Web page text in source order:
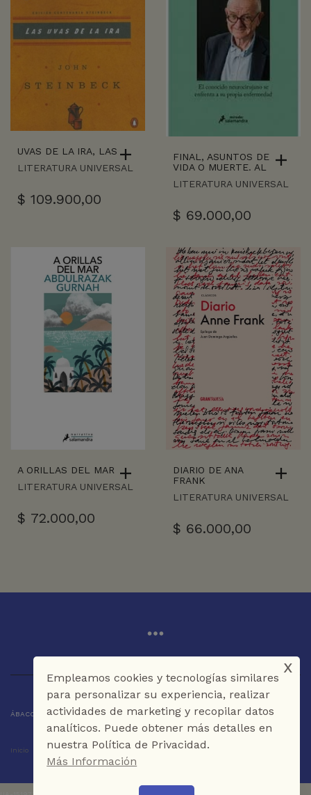
UVAS DE LA IRA, LAS
LITERATURA UNIVERSAL
$ 109.900,00
FINAL, ASUNTOS DE
VIDA O MUERTE. AL
LITERATURA UNIVERSAL
$ 69.000,00
A ORILLAS DEL MAR
LITERATURA UNIVERSAL
$ 72.000,00
DIARIO DE ANA
FRANK
LITERATURA UNIVERSAL
$ 66.000,00
ÁBACO LIBROS Y CAFÉ © 2025 CARTAGENA DE INDIAS - COLOMBIA
Inicio Tienda La Librería Galería Café Contáctenos
Empleamos cookies y tecnologías similares
para personalizar su experiencia, realizar
actividades de marketing y recopilar datos
analíticos. Puede obtener más detalles en
nuestra Política de Privacidad.
Más Información
x